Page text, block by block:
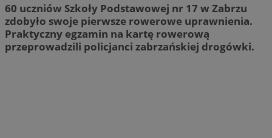
60 uczniów Szkoły Podstawowej nr 17 w Zabrzu
zdobyło swoje pierwsze rowerowe uprawnienia.
Praktyczny egzamin na kartę rowerową
przeprowadzili policjanci zabrzańskiej drogówki.